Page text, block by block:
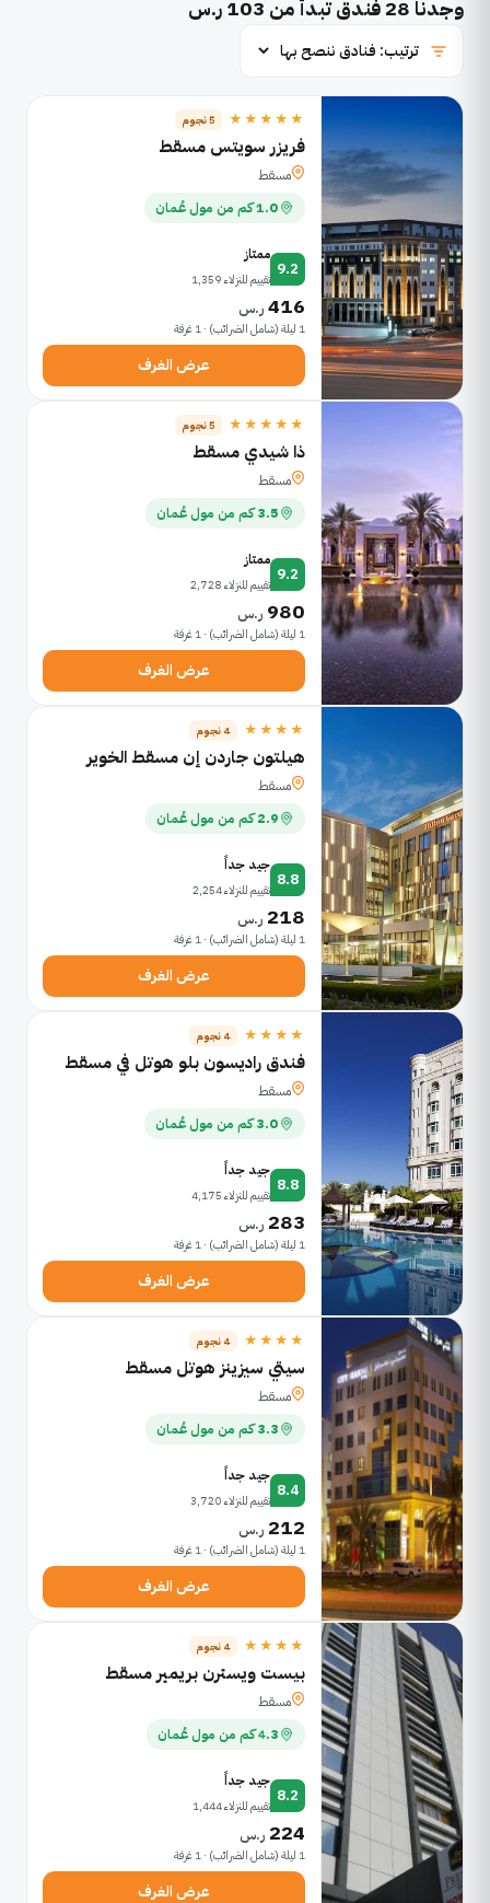
وجدنا 28فندق تبدأ من 103 ر.س
★★★★★ 5 نجوم
فريزر سويتس مسقط
مسقط
1.0 كم من مول عُمان
9.2
ممتاز
تقييم للنزلاء 1,359
416 ر.س
1 ليلة (شامل الضرائب) · 1 غرفة
عرض الغرف
★★★★★ 5 نجوم
ذا شيدي مسقط
مسقط
3.5 كم من مول عُمان
9.2
ممتاز
تقييم للنزلاء 2,728
980 ر.س
1 ليلة (شامل الضرائب) · 1 غرفة
عرض الغرف
★★★★ 4 نجوم
هيلتون جاردن إن مسقط الخوير
مسقط
2.9 كم من مول عُمان
8.8
جيد جداً
تقييم للنزلاء 2,254
218 ر.س
1 ليلة (شامل الضرائب) · 1 غرفة
عرض الغرف
★★★★ 4 نجوم
فندق راديسون بلو هوتل في مسقط
مسقط
3.0 كم من مول عُمان
8.8
جيد جداً
تقييم للنزلاء 4,175
283 ر.س
1 ليلة (شامل الضرائب) · 1 غرفة
عرض الغرف
★★★★ 4 نجوم
سيتي سيزينز هوتل مسقط
مسقط
3.3 كم من مول عُمان
8.4
جيد جداً
تقييم للنزلاء 3,720
212 ر.س
1 ليلة (شامل الضرائب) · 1 غرفة
عرض الغرف
★★★★ 4 نجوم
بيست ويسترن بريمير مسقط
مسقط
4.3 كم من مول عُمان
8.2
جيد جداً
تقييم للنزلاء 1,444
224 ر.س
1 ليلة (شامل الضرائب) · 1 غرفة
عرض الغرف